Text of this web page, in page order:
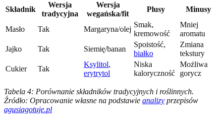
Składnik
Wersja
tradycyjna
Wersja
wegańska/fit
Plusy Minusy
Masło Tak Margaryna/olej
Smak,
kremowość
Mniej
aromatu
Jajko
Tak Siemię/banan
Spoistość,
białko
Zmiana
tekstury
Cukier
Tak
Ksylitol,
erytrytol
Niska
kaloryczność
Możliwa
gorycz
Tabela 4: Porównanie składników tradycyjnych i roślinnych.
Źródło: Opracowanie własne na podstawie analizy przepisów
agusiagotuje.pl